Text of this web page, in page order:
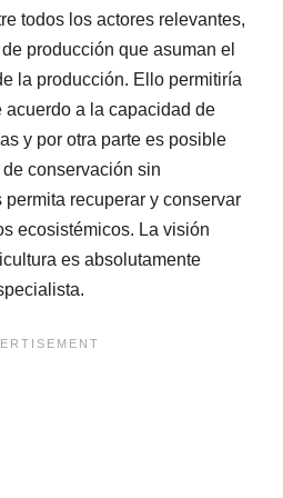
todos los actores relevantes,
producción que asuman el
la producción. Ello permitiría
acuerdo a la capacidad de
y por otra parte es posible
conservación sin
recuperar y conservar
ecosistémicos. La visión
es absolutamente